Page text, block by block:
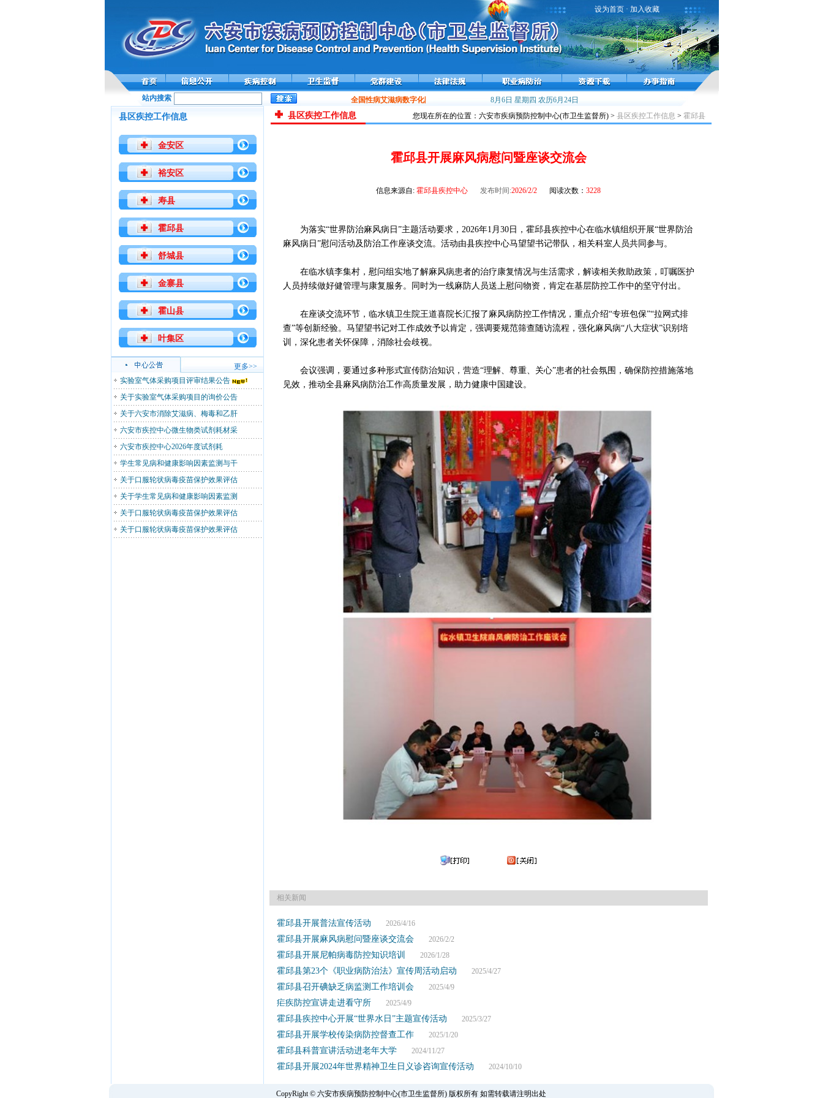
设为首页· 加入收藏
站内搜索 全国性病艾滋病数字化防控平台——携手在线上线运行 流感流行高峰，接种疫苗预防流感！
8月6日 星期四 农历6月24日
县区疾控工作信息
金安区
裕安区
寿县
霍邱县
舒城县
金寨县
霍山县
叶集区
更多>>
实验室气体采购项目评审结果公告
关于实验室气体采购项目的询价公告
关于六安市消除艾滋病、梅毒和乙肝
六安市疾控中心微生物类试剂耗材采
六安市疾控中心2026年度试剂耗
学生常见病和健康影响因素监测与干
关于口服轮状病毒疫苗保护效果评估
关于学生常见病和健康影响因素监测
关于口服轮状病毒疫苗保护效果评估
关于口服轮状病毒疫苗保护效果评估
县区疾控工作信息 您现在所在的位置：六安市疾病预防控制中心(市卫生监督所) > 县区疾控工作信息 > 霍邱县
霍邱县开展麻风病慰问暨座谈交流会
信息来源自: 霍邱县疾控中心 发布时间:2026/2/2 阅读次数： 3228
为落实“世界防治麻风病日”主题活动要求，2026年1月30日，霍邱县疾控中心在临水镇组织开展“世界防治
麻风病日”慰问活动及防治工作座谈交流。活动由县疾控中心马望望书记带队，相关科室人员共同参与。
在临水镇李集村，慰问组实地了解麻风病患者的治疗康复情况与生活需求，解读相关救助政策，叮嘱医护
人员持续做好健管理与康复服务。同时为一线麻防人员送上慰问物资，肯定在基层防控工作中的坚守付出。
在座谈交流环节，临水镇卫生院王道喜院长汇报了麻风病防控工作情况，重点介绍“专班包保”“拉网式排
查”等创新经验。马望望书记对工作成效予以肯定，强调要规范筛查随访流程，强化麻风病“八大症状”识别培
训，深化患者关怀保障，消除社会歧视。
会议强调，要通过多种形式宣传防治知识，营造“理解、尊重、关心”患者的社会氛围，确保防控措施落地
见效，推动全县麻风病防治工作高质量发展，助力健康中国建设。
相关新闻
霍邱县开展普法宣传活动 2026/4/16
霍邱县开展麻风病慰问暨座谈交流会2026/2/2
霍邱县开展尼帕病毒防控知识培训 2026/1/28
霍邱县第23个《职业病防治法》宣传周活动启动 2025/4/27
霍邱县召开碘缺乏病监测工作培训会2025/4/9
疟疾防控宣讲走进看守所2025/4/9
霍邱县疾控中心开展“世界水日”主题宣传活动 2025/3/27
霍邱县开展学校传染病防控督查工作2025/1/20
霍邱县科普宣讲活动进老年大学2024/11/27
霍邱县开展2024年世界精神卫生日义诊咨询宣传活动 2024/10/10
CopyRight © 六安市疾病预防控制中心(市卫生监督所) 版权所有 如需转载请注明出处